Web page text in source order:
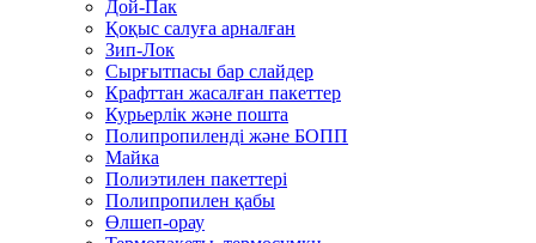
Дой-Пак
Қоқыс салуға арналған
Зип-Лок
Сырғытпасы бар слайдер
Крафттан жасалған пакеттер
Курьерлік және пошта
Полипропиленді және БОПП
Майка
Полиэтилен пакеттері
Полипропилен қабы
Өлшеп-орау